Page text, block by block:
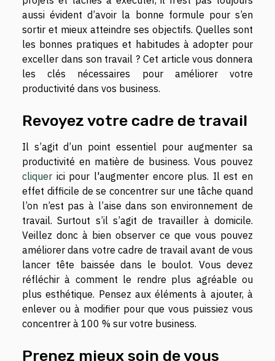
aussi évident d’avoir la bonne formule pour s’en
sortir et mieux atteindre ses objectifs. Quelles sont
les bonnes pratiques et habitudes à adopter pour
exceller dans son travail ? Cet article vous donnera
les clés nécessaires pour améliorer votre
productivité dans vos business.
Revoyez votre cadre de travail
Il s’agit d’un point essentiel pour augmenter sa
productivité en matière de business. Vous pouvez
cliquer ici pour l'augmenter encore plus. Il est en
effet difficile de se concentrer sur une tâche quand
l’on n’est pas à l’aise dans son environnement de
travail. Surtout s’il s’agit de travailler à domicile.
Veillez donc à bien observer ce que vous pouvez
améliorer dans votre cadre de travail avant de vous
lancer tête baissée dans le boulot. Vous devez
réfléchir à comment le rendre plus agréable ou
plus esthétique. Pensez aux éléments à ajouter, à
enlever ou à modifier pour que vous puissiez vous
concentrer à 100 % sur votre business.
Prenez mieux soin de vous